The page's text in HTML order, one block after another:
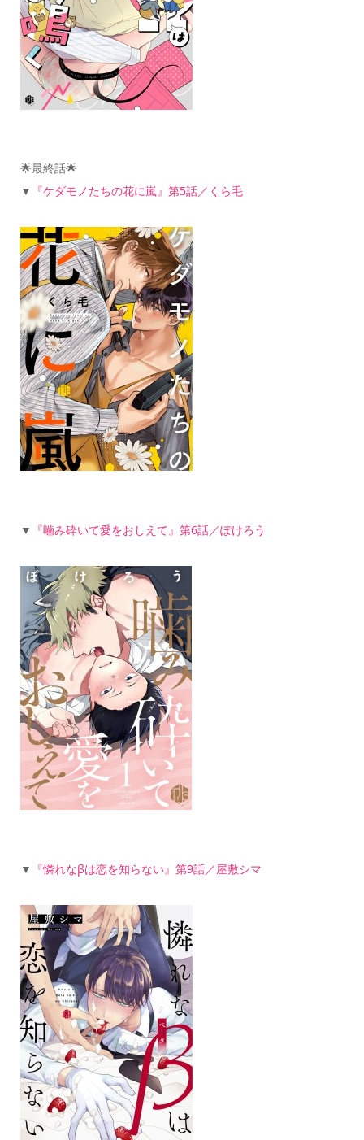
🌟最終話🌟
▼ 『ケダモノたちの花に嵐』第5話／くら毛
▼ 『噛み砕いて愛をおしえて』第6話／ぽけろう
▼ 『憐れなβは恋を知らない』第9話／屋敷シマ